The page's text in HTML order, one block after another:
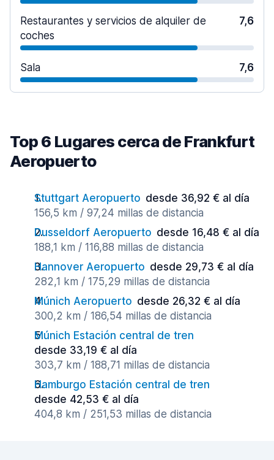
Restaurantes y servicios de alquiler de
coches
7,6
Sala 7,6
Top 6 Lugares cerca de Frankfurt
Aeropuerto
Stuttgart Aeropuerto desde 36,92 € al día
156,5 km / 97,24 millas de distancia
Dusseldorf Aeropuerto desde 16,48 € al día
188,1 km / 116,88 millas de distancia
Hannover Aeropuerto desde 29,73 € al día
282,1 km / 175,29 millas de distancia
Múnich Aeropuerto desde 26,32 € al día
300,2 km / 186,54 millas de distancia
Múnich Estación central de tren
desde 33,19 € al día
303,7 km / 188,71 millas de distancia
Hamburgo Estación central de tren
desde 42,53 € al día
404,8 km / 251,53 millas de distancia